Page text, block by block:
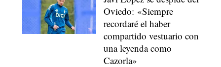
Oviedo: «Siempre
recordaré el haber
compartido vestuario con
una leyenda como
Cazorla»